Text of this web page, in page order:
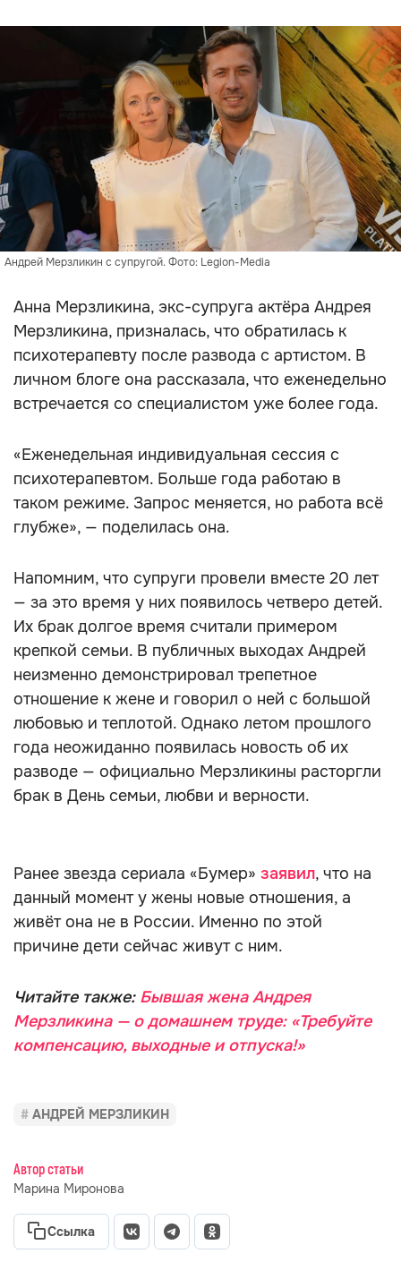
Андрей Мерзликин с супругой. Фото: Legion-Media
Анна Мерзликина, экс-супруга актёра Андрея
Мерзликина, призналась, что обратилась к
психотерапевту после развода с артистом. В
личном блоге она рассказала, что еженедельно
встречается со специалистом уже более года.
«Еженедельная индивидуальная сессия с
психотерапевтом. Больше года работаю в
таком режиме. Запрос меняется, но работа всё
глубже», — поделилась она.
Напомним, что супруги провели вместе 20 лет
— за это время у них появилось четверо детей.
Их брак долгое время считали примером
крепкой семьи. В публичных выходах Андрей
неизменно демонстрировал трепетное
отношение к жене и говорил о ней с большой
любовью и теплотой. Однако летом прошлого
года неожиданно появилась новость об их
разводе — официально Мерзликины расторгли
брак в День семьи, любви и верности.
Ранее звезда сериала «Бумер» заявил, что на
данный момент у жены новые отношения, а
живёт она не в России. Именно по этой
причине дети сейчас живут с ним.
Читайте также: Бывшая жена Андрея
Мерзликина — о домашнем труде: «Требуйте
компенсацию, выходные и отпуска!»
АНДРЕЙ МЕРЗЛИКИН
Автор статьи
Марина Миронова
Ссылка